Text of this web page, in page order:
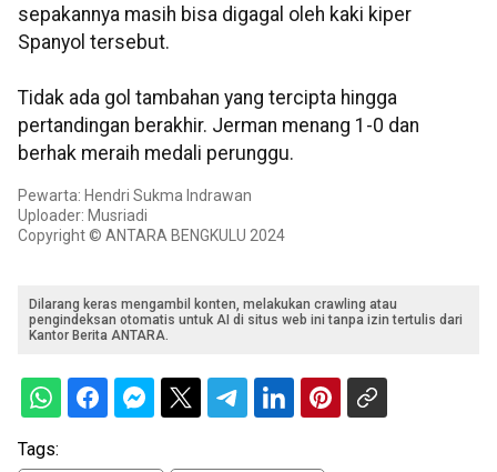
sepakannya masih bisa digagal oleh kaki kiper
Spanyol tersebut.
Tidak ada gol tambahan yang tercipta hingga
pertandingan berakhir. Jerman menang 1-0 dan
berhak meraih medali perunggu.
Pewarta: Hendri Sukma Indrawan
Uploader: Musriadi
Copyright © ANTARA BENGKULU 2024
Dilarang keras mengambil konten, melakukan crawling atau
pengindeksan otomatis untuk AI di situs web ini tanpa izin tertulis dari
Kantor Berita ANTARA.
Tags: